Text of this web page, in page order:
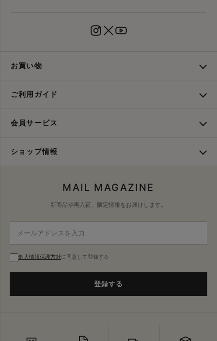
お買い物
ご利用ガイド
会員サービス
ショップ情報
MAIL MAGAZINE
新商品や再入荷、限定情報をお届けします。
個人情報保護方針に同意して登録する
登録する